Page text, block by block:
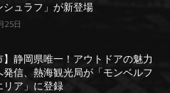
シュラフ」が新登場
25日
】静岡県唯一！アウトドアの魅力
発信、熱海観光局が「モンベルフ
リア」に登録